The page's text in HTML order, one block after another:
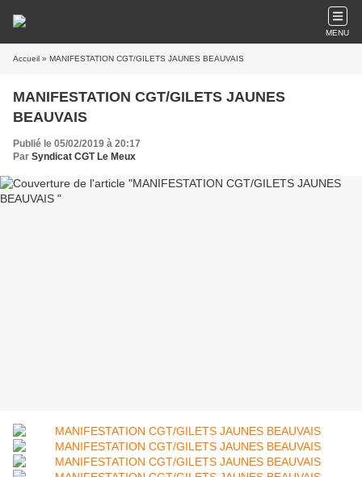
MENU
Accueil » MANIFESTATION CGT/GILETS JAUNES BEAUVAIS
MANIFESTATION CGT/GILETS JAUNES
BEAUVAIS
Publié le 05/02/2019 à 20:17
Par Syndicat CGT Le Meux